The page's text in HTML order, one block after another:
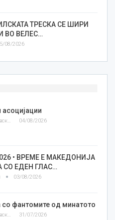
ТРЕСКА СЕ ШИРИ
ВО ВЕЛЕС…
08/2026
Златко Теодосиевски 04/08/2026
• ВРЕМЕ Е МАКЕДОНИЈА
СО ЕДЕН ГЛАС…
03/08/2026
со фантомите од минатото
Златко Теодосиевски 31/07/2026